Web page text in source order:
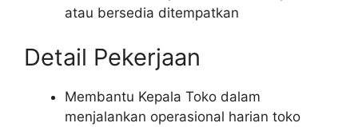
atau bersedia ditempatkan
Detail Pekerjaan
Membantu Kepala Toko dalam
menjalankan operasional harian toko